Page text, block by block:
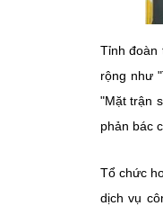
Tỉnh đoàn
rộng như
"Mặt trận
phản bác
Tổ chức
dịch vụ